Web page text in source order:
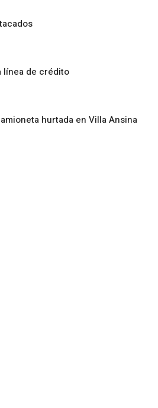
línea de crédito
hurtada en Villa Ansina